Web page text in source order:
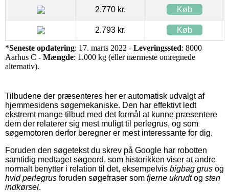
2.770 kr. Køb
2.793 kr. Køb
*Seneste opdatering: 17. marts 2022 - Leveringssted: 8000
Aarhus C - Mængde: 1.000 kg (eller nærmeste omregnede
alternativ).
Tilbudene der præsenteres her er automatisk udvalgt af
hjemmesidens søgemekaniske. Den har effektivt ledt
ekstremt mange tilbud med det formål at kunne præsentere
dem der relaterer sig mest muligt til perlegrus, og som
søgemotoren derfor beregner er mest interessante for dig.
Foruden den søgetekst du skrev på Google har robotten
samtidig medtaget søgeord, som historikken viser at andre
normalt benytter i relation til det, eksempelvis bigbag grus og
hvid perlegrus foruden søgefraser som fjerne ukrudtog sten
indkørsel.